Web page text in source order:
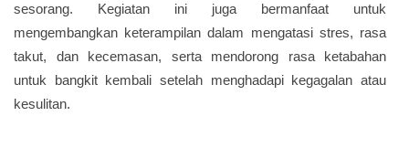
sesorang. Kegiatan ini juga bermanfaat untuk
mengembangkan keterampilan dalam mengatasi stres, rasa
takut, dan kecemasan, serta mendorong rasa ketabahan
untuk bangkit kembali setelah menghadapi kegagalan atau
kesulitan.